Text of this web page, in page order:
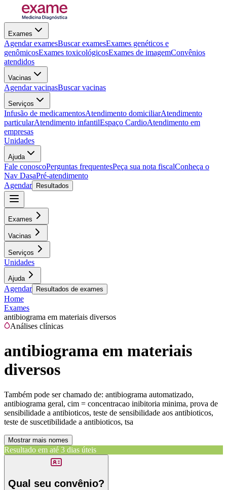
Exames
Agendar examesBuscar examesExames genéticos e
genômicosExames toxicológicosExames de imagemConvênios
atendidos
Vacinas
Agendar vacinasBuscar vacinas
Serviços
Infusão de medicamentosAtendimento domiciliarAtendimento
particularAtendimento infantilEspaço CardioAtendimento em
empresas
Unidades
Ajuda
Fale conoscoPerguntas frequentesPeça sua nota fiscalConheça o
Nav DasaPré-atendimento
Agendar
Resultados
Exames
Vacinas
Serviços
Unidades
Ajuda
Agendar Resultados de exames
Home
Exames
antibiograma em materiais diversos
Análises clínicas
antibiograma em materiais
diversos
Também pode ser chamado de: antibiograma automatizado,
antibiograma geral, cim = concentracao inibitoria minima, prova de
sensibilidade a antibioticos, teste de sensibilidade aos antibioticos,
teste de suscetibilidade a antibioticos, tsa
Mostrar mais nomes
Resultado em até 3 dias úteis
Qual seu convênio?